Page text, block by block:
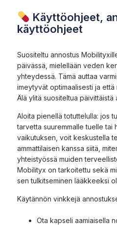
Käyttöohjeet,
käyttöohjeet
Suositeltu annostus
päivässä, mielellään veden
yhteydessä. Tämä auttaa
imeytyvät optimaalisesti ja että
Älä ylitä suositeltua päivittäistä
Aloita pienellä totuttelulla: jos
tarvetta suuremmalle tuelle tai
vaikutuksen, voit keskustella
ammattilaisen kanssa siitä,
yhteistyössä muiden
Mobilityx on tarkoitettu sekä
sen tulkitseminen lääkkeeksi
Käytännön vinkkejä
Ota kapseli aamiaisella